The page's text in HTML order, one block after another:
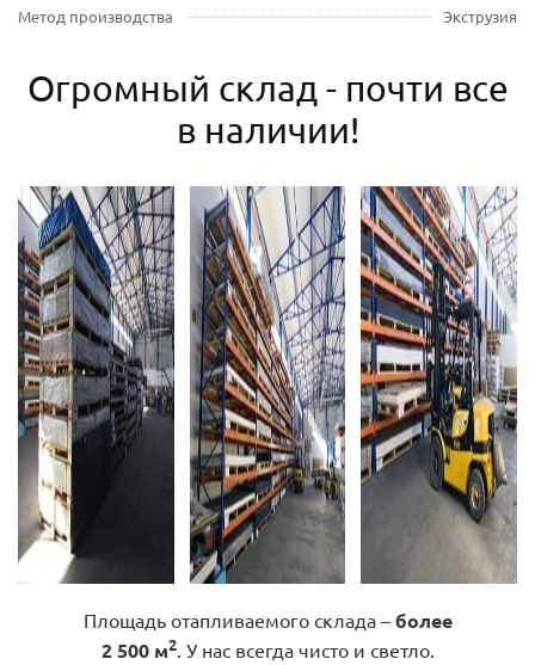
Метод производства
Экструзия
Огромный склад - почти все
в наличии!
Площадь отапливаемого склада – более
2 500 м2. У нас всегда чисто и светло.